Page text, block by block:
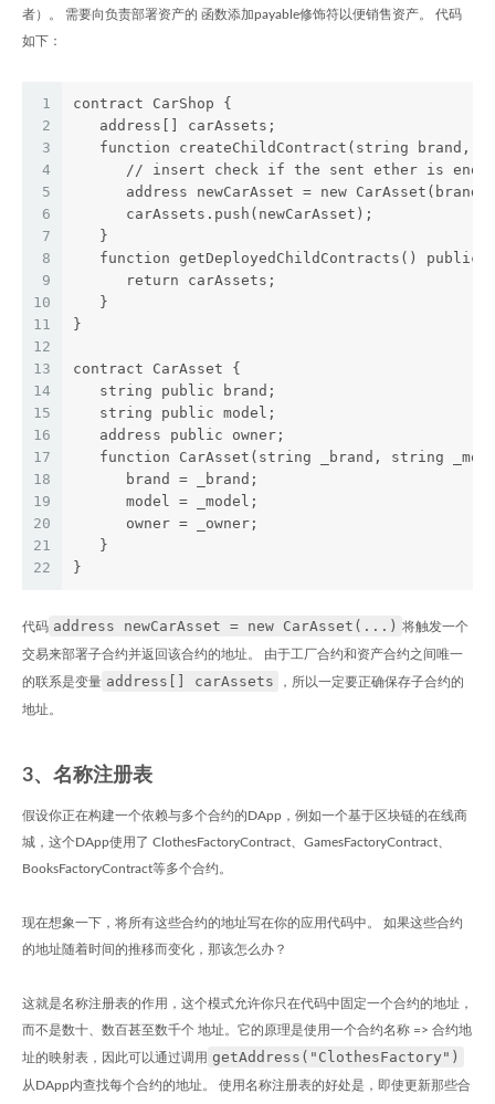
者）。 需要向负责部署资产的 函数添加payable修饰符以便销售资产。 代码
如下：
1
2
3
4
5
6
7
8
9
10
11
12
13
14
15
16
17
18
19
20
21
22
contract CarShop {
   address[] carAssets;
function createChildContract(string brand,
// insert check if the sent ether is
address newCarAsset = new
      carAssets.push(newCarAsset);
   }
function getDeployedChildContracts() public
      return carAssets;
   }
}
contract CarAsset {
   string public brand;
   string public model;
   address public owner;
function CarAsset(string _brand, string
      brand = _brand;
      model = _model;
      owner = _owner;
   }
}
代码 address newCarAsset = new CarAsset(...) 将触发一个
交易来部署子合约并返回该合约的地址。 由于工厂合约和资产合约之间唯一
的联系是变量 address[] carAssets ，所以一定要正确保存子合约的
地址。
3、名称注册表
假设你正在构建一个依赖与多个合约的DApp，例如一个基于区块链的在线商
城，这个DApp使用了 ClothesFactoryContract、GamesFactoryContract、
BooksFactoryContract等多个合约。
现在想象一下，将所有这些合约的地址写在你的应用代码中。 如果这些合约
的地址随着时间的推移而变化，那该怎么办？
这就是名称注册表的作用，这个模式允许你只在代码中固定一个合约的地址，
而不是数十、数百甚至数千个 地址。它的原理是使用一个合约名称 => 合约地
址的映射表，因此可以通过调用 getAddress("ClothesFactory")
从DApp内查找每个合约的地址。 使用名称注册表的好处是，即使更新那些合